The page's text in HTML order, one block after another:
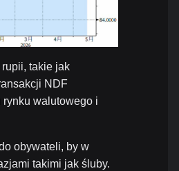
takie jak
NDF
walutowego i
obywateli, by w
takimi jak śluby.